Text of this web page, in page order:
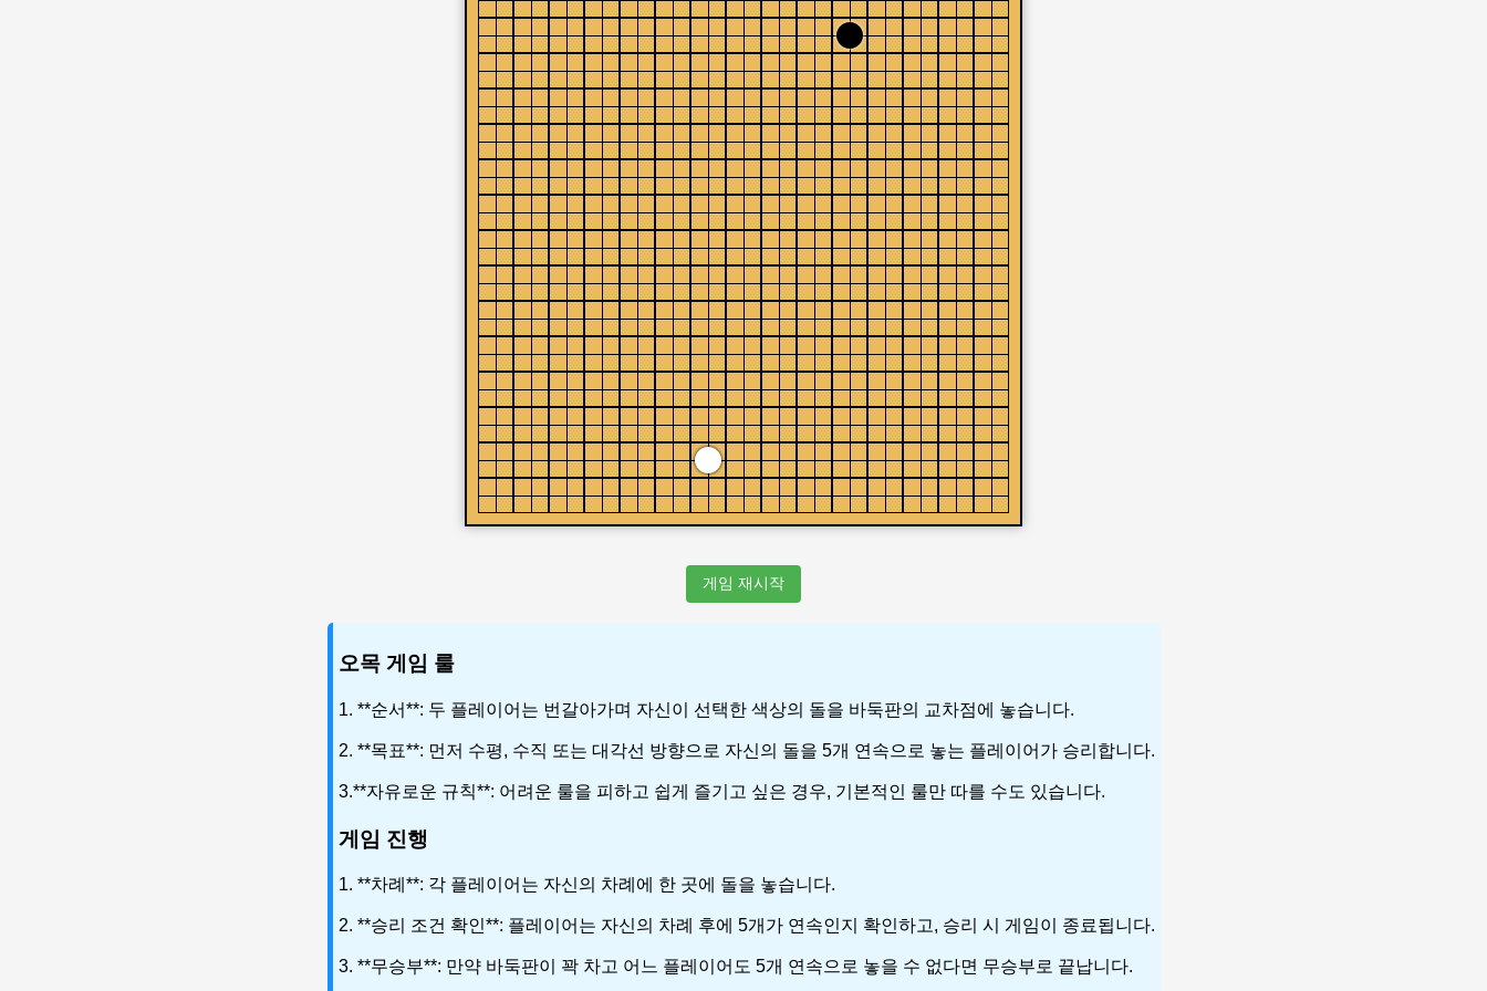
게임 재시작
오목 게임 룰
1. **순서**: 두 플레이어는 번갈아가며 자신이 선택한 색상의 돌을 바둑판의 교차점에 놓습니다.
2. **목표**: 먼저 수평, 수직 또는 대각선 방향으로 자신의 돌을 5개 연속으로 놓는 플레이어가 승리합니다.
3.**자유로운 규칙**: 어려운 룰을 피하고 쉽게 즐기고 싶은 경우, 기본적인 룰만 따를 수도 있습니다.
게임 진행
1. **차례**: 각 플레이어는 자신의 차례에 한 곳에 돌을 놓습니다.
2. **승리 조건 확인**: 플레이어는 자신의 차례 후에 5개가 연속인지 확인하고, 승리 시 게임이 종료됩니다.
3. **무승부**: 만약 바둑판이 꽉 차고 어느 플레이어도 5개 연속으로 놓을 수 없다면 무승부로 끝납니다.